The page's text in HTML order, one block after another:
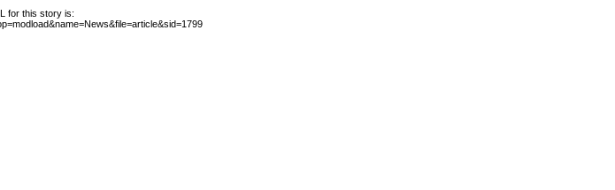
for this story is: